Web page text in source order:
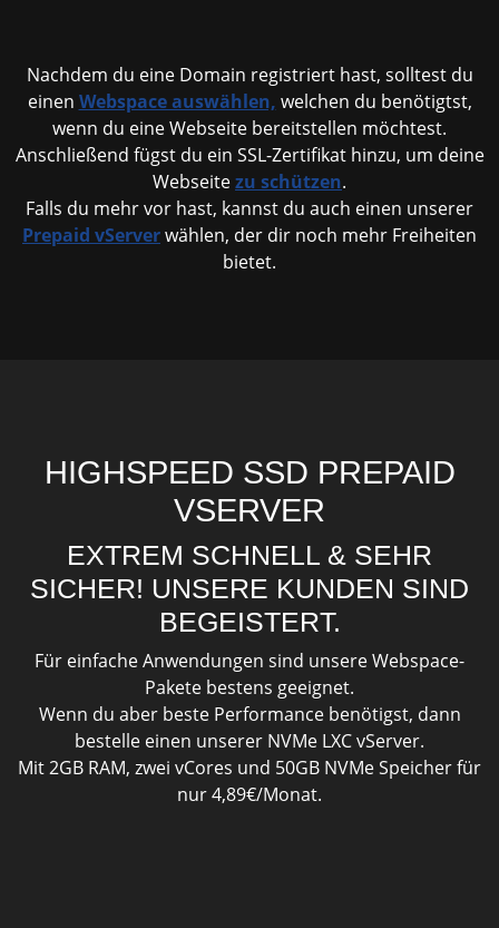
Nachdem du eine Domain registriert hast, solltest du
einen Webspace auswählen, welchen du benötigtst,
wenn du eine Webseite bereitstellen möchtest.
Anschließend fügst du ein SSL-Zertifikat hinzu, um deine
Webseitezu schützen.
Falls du mehr vor hast, kannst du auch einen unserer
Prepaid vServerwählen, der dir noch mehr Freiheiten
bietet.
HIGHSPEED SSD PREPAID
VSERVER
EXTREM SCHNELL & SEHR
SICHER! UNSERE KUNDEN SIND
BEGEISTERT.
Für einfache Anwendungen sind unsere Webspace-
Pakete bestens geeignet.
Wenn du aber beste Performance benötigst, dann
bestelle einen unserer NVMe LXC vServer.
Mit 2GB RAM, zwei vCores und 50GB NVMe Speicher für
nur 4,89€/Monat.